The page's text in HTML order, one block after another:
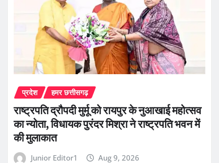
प्रदेश हमर छत्तीसगढ़
राष्ट्रपति द्रौपदी मुर्मू को रायपुर के नुआखाई महोत्सव
का न्योता, विधायक पुरंदर मिश्रा ने राष्ट्रपति भवन में
की मुलाकात
Junior Editor1 Aug 9, 2026